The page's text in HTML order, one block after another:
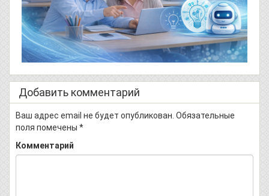
Добавить комментарий
Ваш адрес email не будет опубликован. Обязательные
поля помечены *
Комментарий